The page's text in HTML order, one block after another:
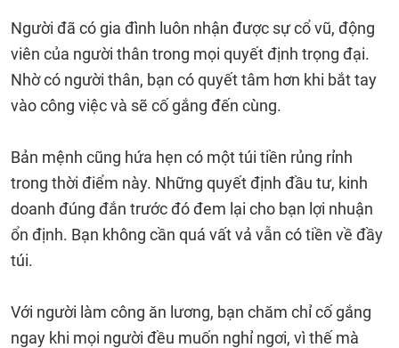
Người đã có gia đình luôn nhận được sự cổ vũ, động
viên của người thân trong mọi quyết định trọng đại.
Nhờ có người thân, bạn có quyết tâm hơn khi bắt tay
vào công việc và sẽ cố gắng đến cùng.
Bản mệnh cũng hứa hẹn có một túi tiền rủng rỉnh
trong thời điểm này. Những quyết định đầu tư, kinh
doanh đúng đắn trước đó đem lại cho bạn lợi nhuận
ổn định. Bạn không cần quá vất vả vẫn có tiền về đầy
túi.
Với người làm công ăn lương, bạn chăm chỉ cố gắng
ngay khi mọi người đều muốn nghỉ ngơi, vì thế mà